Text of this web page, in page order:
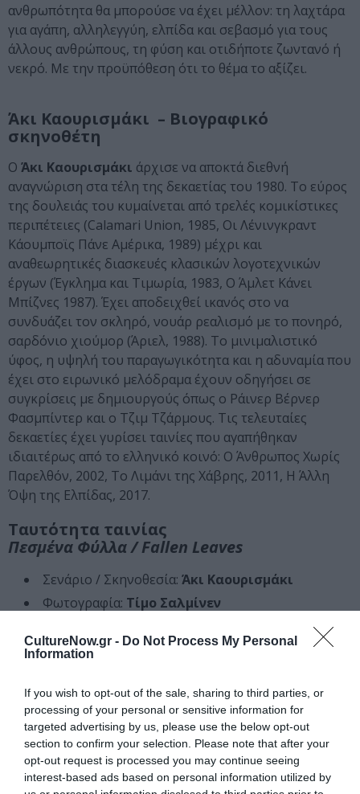
CultureNow.gr - Do Not Process My Personal
Information
If you wish to opt-out of the sale, sharing to third parties, or
processing of your personal or sensitive information for
targeted advertising by us, please use the below opt-out
section to confirm your selection. Please note that after your
opt-out request is processed you may continue seeing
interest-based ads based on personal information utilized by
ανθρωπότητα θα μπορούσε να έχει μέλλον: τη λαχτάρα
για αγάπη, αλληλεγγύη, ελπίδα και σεβασμό για τους
άλλους ανθρώπους, τη φύση και οτιδήποτε ζωντανό ή
νεκρό. Με την προϋπόθεση ότι το θέμα το αξίζει.
Άκι Καουρισμάκι – Βιογραφικό
σκηνοθέτη
Ο Άκι Καουρισμάκι άρχισε να αποκτά διεθνή
αναγνώριση στα τέλη της δεκαετίας του 1980. Το εύρος
της δουλειάς του κυμαίνεται από τρελές κομικίστικες
περιπέτειες (Calamari Union, 1985, Οι Λένινγκραντ
Κάουμποϊς Πάνε Αμέρικα, 1989) μέχρι και
αναθεωρητικές διασκευές κλασικών λογοτεχνικών
έργων (Έγκλημα και Τιμωρία, 1983, Ο Άμλετ Κάνει
Μπίζνες 1987). Έχει αποδειχθεί ικανός στο να
συνδυάζει τον σκληρό, νουάρ ρεαλισμό με το πονηρό,
σαρδόνιο χιούμορ (Άριελ, 1988). Το μινιμαλιστικό
ύφος, η υψηλή του παραγωγικότητα και η αδυναμία που
έχει στο ειρωνικό μελόδραμα έχουν οδηγήσει σε
συγκρίσεις με δημιουργούς όπως ο Ράινερ Βέρνερ
Φασμπίντερ και ο Τζιμ Τζάρμους. Τις τελευταίες
δεκαετίες έχει γυρίσει ταινίες που αγαπήθηκαν
ιδιαιτέρως από το ελληνικό κοινό: Ο Άνθρωπος Χωρίς
Παρελθόν, 2002, Το Λιμάνι της Χάβρης, 2011, Η Άλλη
Όψη της Ελπίδας, 2017.
Ταυτότητα ταινίας
Πεσμένα Φύλλα / Fallen Leaves
Σενάριο / Σκηνοθεσία: Άκι Καουρισμάκι
Φωτογραφία: Τίμο Σαλμίνεν
Σκηνικά:Βίλε Γκρούνροος
Ήχος: Πιέτου Κορχόνεν
Μοντάζ: Σαμού Χεϊκίλα
Παραγωγή:Άκι Καουρισμάκι, Μίσα Γιάρι, Μαρκ
Λουόφ, Ράινχαρντ Μπρούντιγκ
Πρωταγωνιστούν: Άλμα Πόιστι, Γιούσι